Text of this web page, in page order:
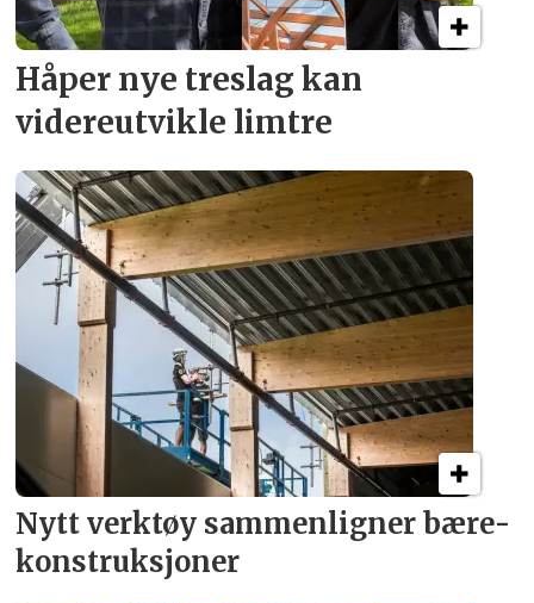
Håper nye treslag kan
videreutvikle limtre
Nytt verktøy sammenligner bære­
konstruksjoner